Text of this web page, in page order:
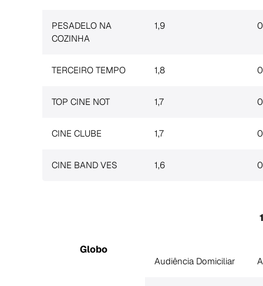
PESADELO NA
COZINHA
1,9
TERCEIRO TEMPO 1,8
TOP CINE NOT 1,7
CINE CLUBE 1,7
CINE BAND VES 1,6
Globo
Audiência Domiciliar